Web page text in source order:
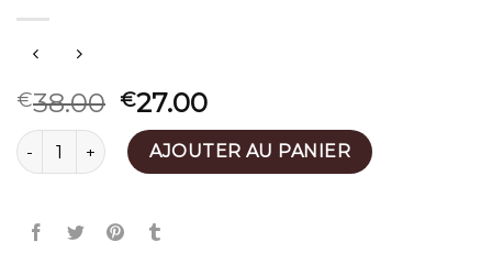
€38.00 €27.00
quantité de besace hommeAJOUTER AU PANIER